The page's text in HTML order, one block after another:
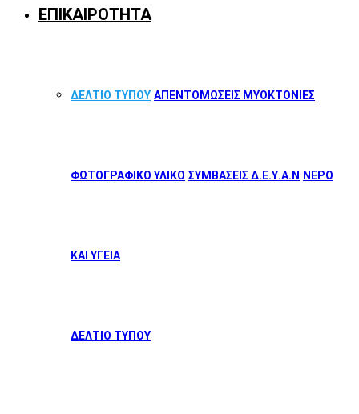
ΕΠΙΚΑΙΡΟΤΗΤΑ
ΔΕΛΤΙΟ ΤΥΠΟΥ ΑΠΕΝΤΟΜΩΣΕΙΣ ΜΥΟΚΤΟΝΙΕΣ
ΦΩΤΟΓΡΑΦΙΚΟ ΥΛΙΚΟ ΣΥΜΒΑΣΕΙΣ Δ.Ε.Υ.Α.Ν ΝΕΡΟ
ΚΑΙ ΥΓΕΙΑ
ΔΕΛΤΙΟ ΤΥΠΟΥ